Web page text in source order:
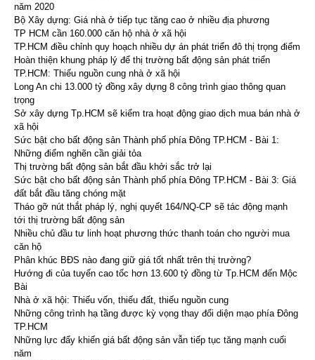
năm 2020
Bộ Xây dựng: Giá nhà ở tiếp tục tăng cao ở nhiều địa phương
TP HCM cần 160.000 căn hộ nhà ở xã hội
TP.HCM điều chỉnh quy hoạch nhiều dự án phát triển đô thị trọng điểm
Hoàn thiện khung pháp lý để thị trường bất động sản phát triển
TP.HCM: Thiếu nguồn cung nhà ở xã hội
Long An chi 13.000 tỷ đồng xây dựng 8 công trình giao thông quan
trọng
Sở xây dựng Tp.HCM sẽ kiểm tra hoạt động giao dịch mua bán nhà ở
xã hội
Sức bật cho bất động sản Thành phố phía Đông TP.HCM - Bài 1:
Những điểm nghẽn cần giải tỏa
Thị trường bất động sản bắt đầu khởi sắc trở lại
Sức bật cho bất động sản Thành phố phía Đông TP.HCM - Bài 3: Giá
đất bắt đầu tăng chóng mặt
Tháo gỡ nút thắt pháp lý, nghị quyết 164/NQ-CP sẽ tác động mạnh
tới thị trường bất động sản
Nhiều chủ đầu tư linh hoạt phương thức thanh toán cho người mua
căn hộ
Phân khúc BĐS nào đang giữ giá tốt nhất trên thị trường?
Hướng đi của tuyến cao tốc hơn 13.600 tỷ đồng từ Tp.HCM đến Mộc
Bài
Nhà ở xã hội: Thiếu vốn, thiếu đất, thiếu nguồn cung
Những công trình hạ tầng được kỳ vọng thay đổi diện mạo phía Đông
TP.HCM
Những lực đẩy khiến giá bất động sản vẫn tiếp tục tăng mạnh cuối
năm